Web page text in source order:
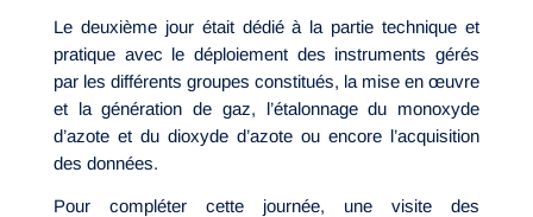
Le deuxième jour était dédié à la partie technique et
pratique avec le déploiement des instruments gérés
par les différents groupes constitués, la mise en œuvre
et la génération de gaz, l’étalonnage du monoxyde
d’azote et du dioxyde d’azote ou encore l’acquisition
des données.
Pour compléter cette journée, une visite des